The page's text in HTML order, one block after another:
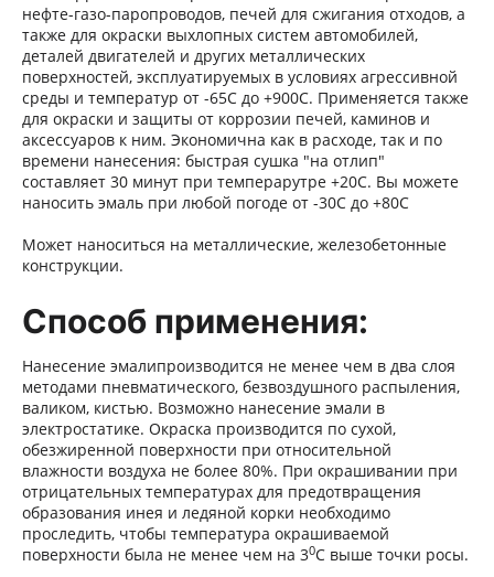
нефте-газо-паропроводов, печей для сжигания отходов, а
также для окраски выхлопных систем автомобилей,
деталей двигателей и других металлических
поверхностей, эксплуатируемых в условиях агрессивной
среды и температур от -65С до +900С. Применяется также
для окраски и защиты от коррозии печей, каминов и
аксессуаров к ним. Экономична как в расходе, так и по
времени нанесения: быстрая сушка "на отлип"
составляет 30 минут при темперарутре +20С. Вы можете
наносить эмаль при любой погоде от -30С до +80С
Может наноситься на металлические, железобетонные
конструкции.
Способ применения:
Нанесение эмалипроизводится не менее чем в два слоя
методами пневматического, безвоздушного распыления,
валиком, кистью. Возможно нанесение эмали в
электростатике. Окраска производится по сухой,
обезжиренной поверхности при относительной
влажности воздуха не более 80%. При окрашивании при
отрицательных температурах для предотвращения
образования инея и ледяной корки необходимо
проследить, чтобы температура окрашиваемой
поверхности была не менее чем на 30С выше точки росы.